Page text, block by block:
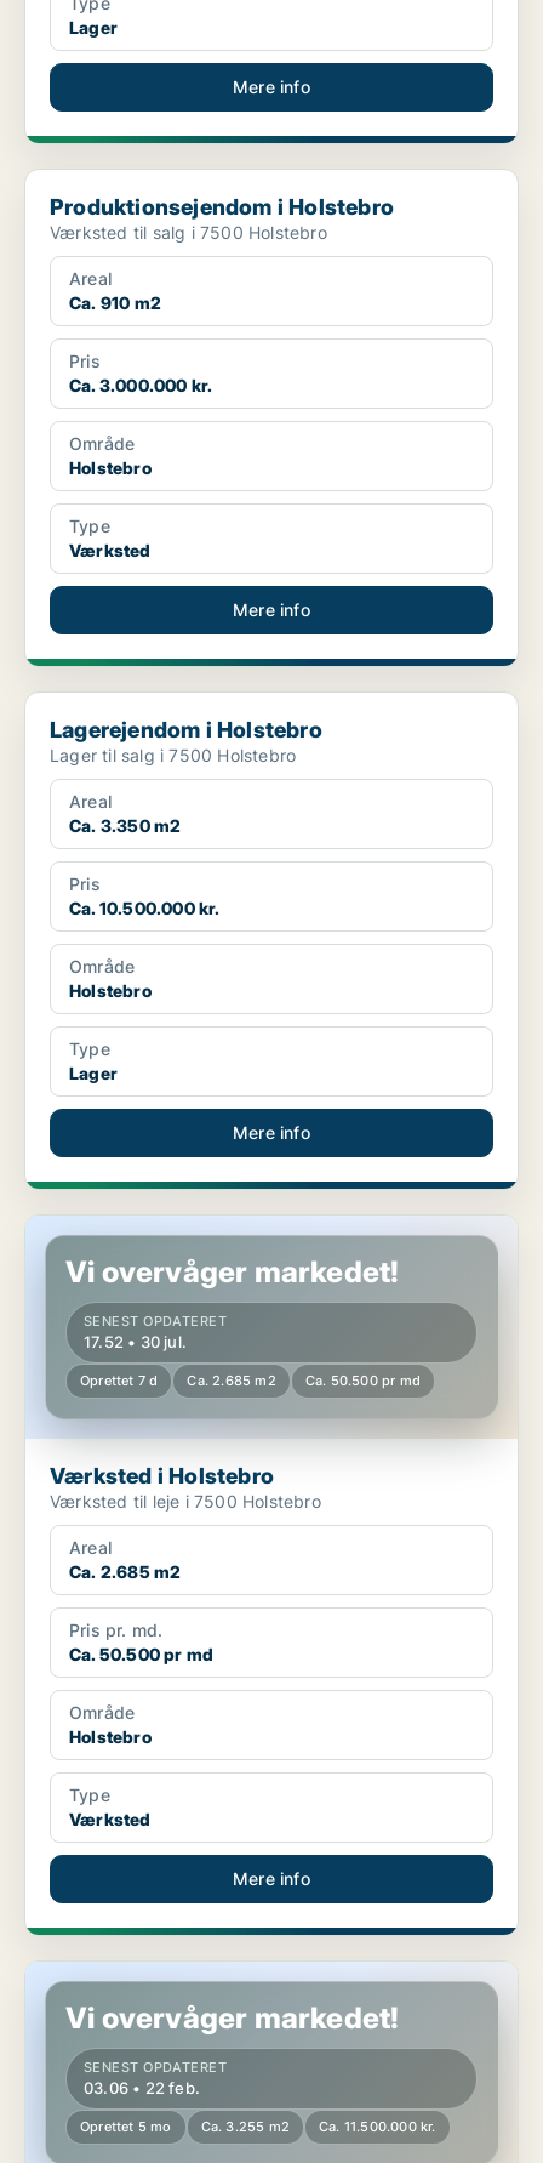
Lager
Mere info
Produktionsejendom i Holstebro
Produktionsejendom i Holstebro
Værksted til salg i 7500 Holstebro
Areal
Ca. 910 m2
Pris
Ca. 3.000.000 kr.
Område
Holstebro
Type
Værksted
Mere info
Lagerejendom i Holstebro
Lagerejendom i Holstebro
Lager til salg i 7500 Holstebro
Areal
Ca. 3.350 m2
Pris
Ca. 10.500.000 kr.
Område
Holstebro
Type
Lager
Mere info
Værksted i Holstebro
Vi overvåger markedet!
SENEST OPDATERET
17.52 • 30 jul.
Oprettet 7 d Ca. 2.685 m2 Ca. 50.500 pr md
Værksted i Holstebro
Værksted til leje i 7500 Holstebro
Areal
Ca. 2.685 m2
Pris pr. md.
Ca. 50.500 pr md
Område
Holstebro
Type
Værksted
Mere info
Lagerejendom i Holstebro
Vi overvåger markedet!
SENEST OPDATERET
03.06 • 22 feb.
Oprettet 5 mo Ca. 3.255 m2 Ca. 11.500.000 kr.